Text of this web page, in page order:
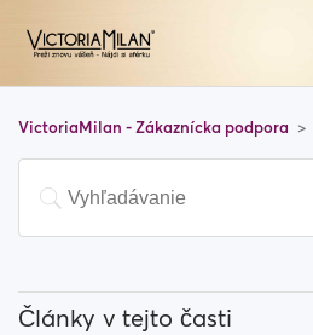
VictoriaMilan - Zákaznícka podpora
Články v tejto časti